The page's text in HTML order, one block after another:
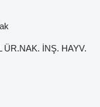
ÜR.NAK. İNŞ. HAYV.